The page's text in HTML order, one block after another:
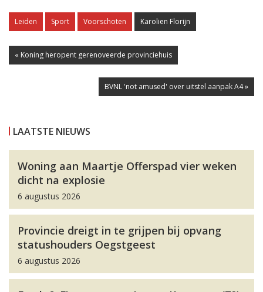
Leiden Sport Voorschoten Karolien Florijn
« Koning heropent gerenoveerde provinciehuis
BVNL 'not amused' over uitstel aanpak A4 »
LAATSTE NIEUWS
Woning aan Maartje Offerspad vier weken
dicht na explosie
6 augustus 2026
Provincie dreigt in te grijpen bij opvang
statushouders Oegstgeest
6 augustus 2026